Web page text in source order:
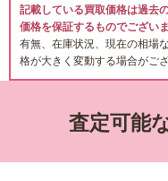
記載している買取価格は過去
価格を保証するものでございま
有無、在庫状況、現在の相場
格が大きく変動する場合がご
査定可能